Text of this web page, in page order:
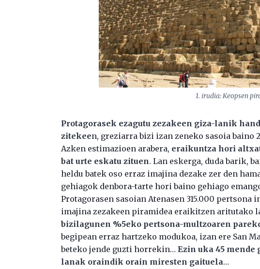
1. irudia: Keopsen
Protagorasek ezagutu zezakeen giza-lanik
zitekeen, greziarra bizi izan zeneko sasoia baino
Azken estimazioen arabera, eraikuntza hori
bat urte eskatu zituen. Lan eskerga, duda barik,
heldu batek oso erraz imajina dezake zer den
gehiagok denbora-tarte hori baino gehiago
Protagorasen sasoian Atenasen 315.000
imajina zezakeen piramidea eraikitzen aritutako
bizilagunen %5eko pertsona-multzoaren
begipean erraz hartzeko modukoa, izan ere San
beteko jende guzti horrekin…Ezin uka 45
lanak oraindik orain miresten gaituela…